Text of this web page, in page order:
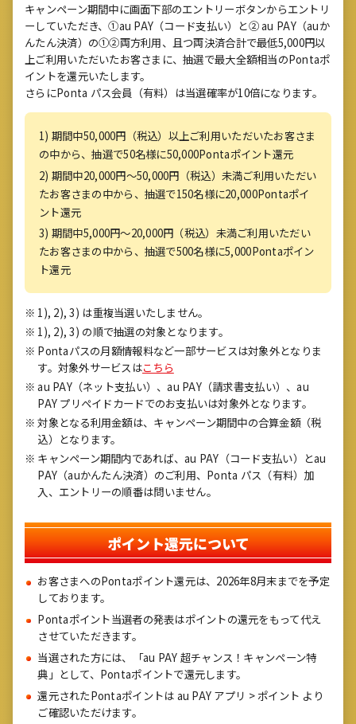
キャンペーン期間中に画面下部のエントリーボタンからエントリ
ーしていただき、①au PAY（コード支払い）と② au PAY（auか
んたん決済）の①②両方利用、且つ両決済合計で最低5,000円以
上ご利用いただいたお客さまに、抽選で最大全額相当のPontaポ
イントを還元いたします。
さらにPonta パス会員（有料）は当選確率が10倍になります。
1) 期間中50,000円（税込）以上ご利用いただいたお客さま
の中から、抽選で50名様に50,000Pontaポイント還元
2) 期間中20,000円～50,000円（税込）未満ご利用いただい
たお客さまの中から、抽選で150名様に20,000Pontaポイ
ント還元
3) 期間中5,000円～20,000円（税込）未満ご利用いただい
たお客さまの中から、抽選で500名様に5,000Pontaポイン
ト還元
1), 2), 3) は重複当選いたしません。
1), 2), 3) の順で抽選の対象となります。
Pontaパスの月額情報料など一部サービスは対象外となりま
す。対象外サービスはこちら
au PAY（ネット支払い）、au PAY（請求書支払い）、au
PAY プリペイドカードでのお支払いは対象外となります。
対象となる利用金額は、キャンペーン期間中の合算金額（税
込）となります。
キャンペーン期間内であれば、au PAY（コード支払い）とau
PAY（auかんたん決済）のご利用、Ponta パス（有料）加
入、エントリーの順番は問いません。
ポイント還元について
お客さまへのPontaポイント還元は、2026年8月末までを予定
しております。
Pontaポイント当選者の発表はポイントの還元をもって代え
させていただきます。
当選された方には、「au PAY 超チャンス！キャンペーン特
典」として、Pontaポイントで還元します。
還元されたPontaポイントは au PAY アプリ > ポイント より
ご確認いただけます。